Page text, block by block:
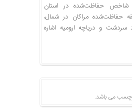
شاخص حفاظت‌شده در استان
حفاظت‌شده مراکان در شمال،
سردشت و دریاچه ارومیه اشاره
می باشد.